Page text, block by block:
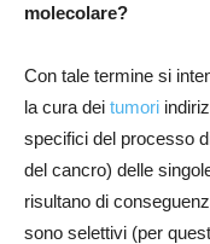
molecolare?
Con tale termine si
la cura dei tumori
specifici del processo
del cancro) delle
risultano di
sono selettivi (per